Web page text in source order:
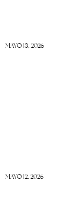
MAYO 13, 2026
MAYO 12, 2026